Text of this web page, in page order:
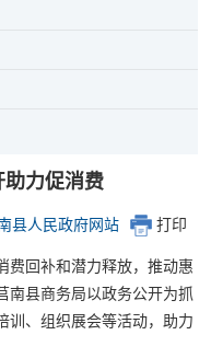
助力促消费
县人民政府网站 打印
费回补和潜力释放，推动惠
南县商务局以政务公开为抓
训、组织展会等活动，助力